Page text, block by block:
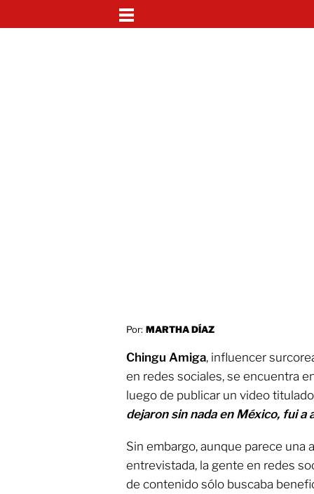
Por: MARTHA DÍAZ
Chingu Amiga, influencer
en redes sociales, se encuentra
luego de publicar un video titulado
dejaron sin nada en México, fui a
Sin embargo, aunque parece una
entrevistada, la gente en redes
de contenido sólo buscaba